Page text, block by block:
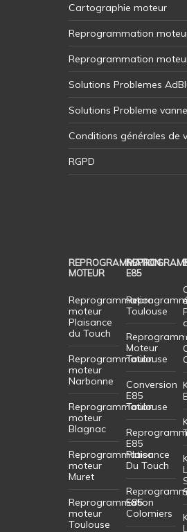
Cartographie moteur
Reprogrammation
Reprogrammation
Solutions Problemes
Solutions Probleme
Conditions générales de
RGPD
REPROGRAMMATION
MOTEUR
Reprogrammation
moteur
Plaisance
du Touch
Reprogrammation
moteur
Narbonne
Reprogrammation
moteur
Blagnac
Reprogrammation
moteur
Muret
Reprogrammation
moteur
Toulouse
E85
Toulouse
Moteur
Toulouse
Conversion
E85
Toulouse
E85
Plaisance
Du Touch
E85
Colomiers